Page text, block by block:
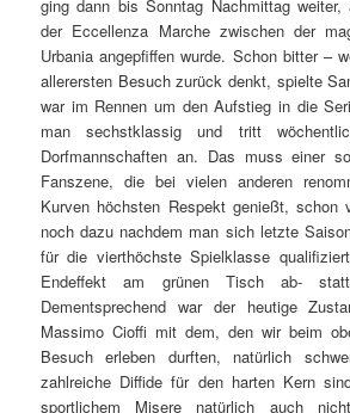
ging dann bis Sonntag Nachmittag
der Eccellenza Marche zwischen der
Urbania angepfiffen wurde. Schon bitter –
allerersten Besuch zurück denkt, spielte
war im Rennen um den Aufstieg in die
man sechstklassig und tritt
Dorfmannschaften an. Das muss einer
Fanszene, die bei vielen anderen
Kurven höchsten Respekt genießt, schon
noch dazu nachdem man sich letzte
für die vierthöchste Spielklasse
Endeffekt am grünen Tisch ab-
Dementsprechend war der heutige
Massimo Cioffi mit dem, den wir beim
Besuch erleben durften, natürlich
zahlreiche Diffide für den harten Kern
sportlichem Misere natürlich auch